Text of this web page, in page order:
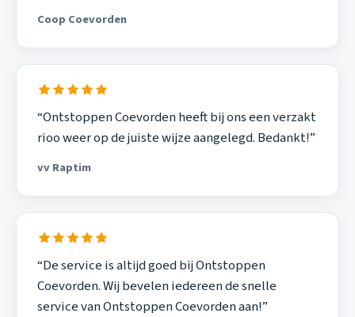
Coop Coevorden
“Ontstoppen Coevorden heeft bij ons een verzakt
rioo weer op de juiste wijze aangelegd. Bedankt!”
vv Raptim
“De service is altijd goed bij Ontstoppen
Coevorden. Wij bevelen iedereen de snelle
service van Ontstoppen Coevorden aan!”